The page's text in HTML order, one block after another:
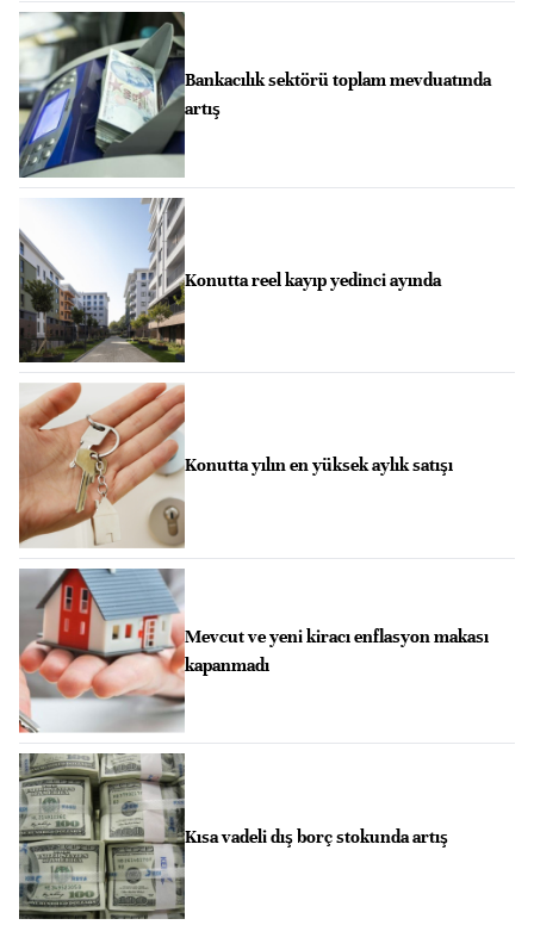
Bankacılık sektörü toplam mevduatında
artış
Konutta reel kayıp yedinci ayında
Konutta yılın en yüksek aylık satışı
Mevcut ve yeni kiracı enflasyon makası
kapanmadı
Kısa vadeli dış borç stokunda artış